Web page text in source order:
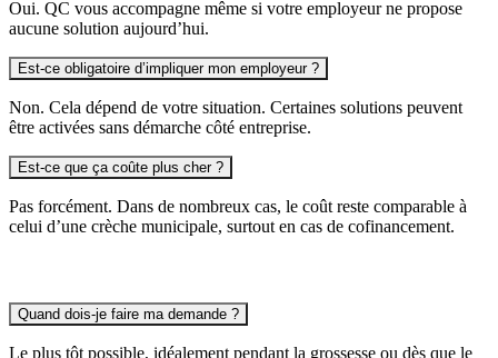
Oui. QC vous accompagne même si votre employeur ne propose
aucune solution aujourd’hui.
Est-ce obligatoire d’impliquer mon employeur ?
Non. Cela dépend de votre situation. Certaines solutions peuvent
être activées sans démarche côté entreprise.
Est-ce que ça coûte plus cher ?
Pas forcément. Dans de nombreux cas, le coût reste comparable à
celui d’une crèche municipale, surtout en cas de cofinancement.
Quand dois-je faire ma demande ?
Le plus tôt possible, idéalement pendant la grossesse ou dès que le